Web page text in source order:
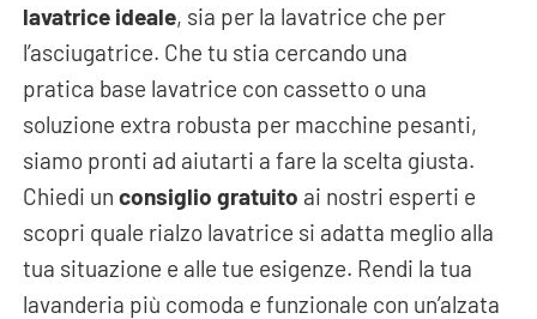
lavatrice ideale, sia per la lavatrice che per
l’asciugatrice. Che tu stia cercando una
pratica base lavatrice con cassetto o una
soluzione extra robusta per macchine pesanti,
siamo pronti ad aiutarti a fare la scelta giusta.
Chiedi unconsiglio gratuito ai nostri esperti e
scopri quale rialzo lavatrice si adatta meglio alla
tua situazione e alle tue esigenze. Rendi la tua
lavanderia più comoda e funzionale con un’alzata